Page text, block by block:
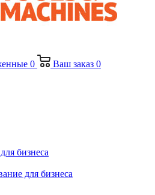
0 Ваш заказ 0
бизнеса
для бизнеса